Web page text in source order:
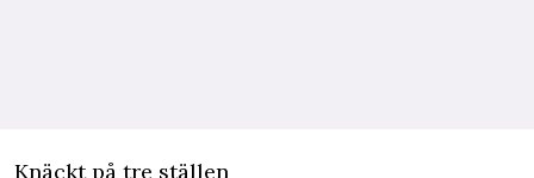
Knäckt på tre ställen